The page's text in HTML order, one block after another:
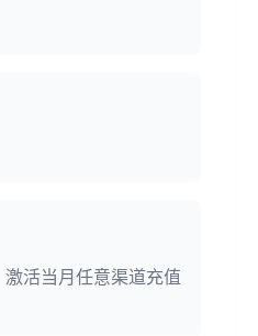
活当月任意渠道充值